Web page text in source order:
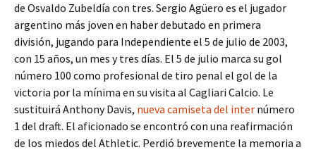
de Osvaldo Zubeldía con tres. Sergio Agüero es el jugador
argentino más joven en haber debutado en primera
división, jugando para Independiente el 5 de julio de 2003,
con 15 años, un mes y tres días. El 5 de julio marca su gol
número 100 como profesional de tiro penal el gol de la
victoria por la mínima en su visita al Cagliari Calcio. Le
sustituirá Anthony Davis, nueva camiseta del inter número
1 del draft. El aficionado se encontró con una reafirmación
de los miedos del Athletic. Perdió brevemente la memoria a